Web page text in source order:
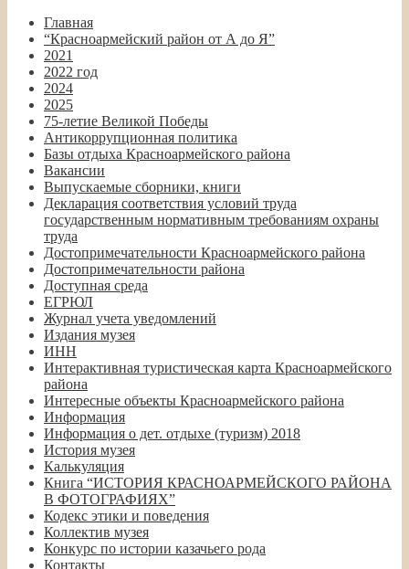
Главная
“Красноармейский район от А до Я”
2021
2022 год
2024
2025
75-летие Великой Победы
Антикоррупционная политика
Базы отдыха Красноармейского района
Вакансии
Выпускаемые сборники, книги
Декларация соответствия условий труда
государственным нормативным требованиям охраны
труда
Достопримечательности Красноармейского района
Достопримечательности района
Доступная среда
ЕГРЮЛ
Журнал учета уведомлений
Издания музея
ИНН
Интерактивная туристическая карта Красноармейского
района
Интересные объекты Красноармейского района
Информация
Информация о дет. отдыхе (туризм) 2018
История музея
Калькуляция
Книга “ИСТОРИЯ КРАСНОАРМЕЙСКОГО РАЙОНА
В ФОТОГРАФИЯХ”
Кодекс этики и поведения
Коллектив музея
Конкурс по истории казачьего рода
Контакты